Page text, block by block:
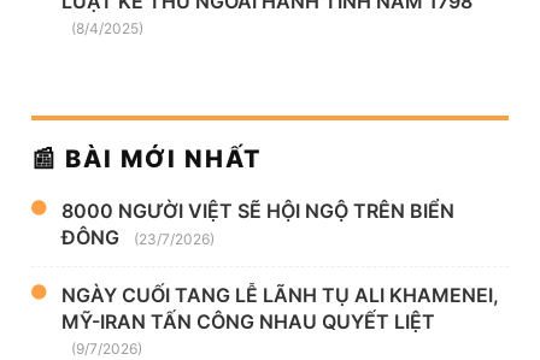
(8/4/2025)
📰 BÀI MỚI NHẤT
8000 NGƯỜI VIỆT SẼ HỘI NGỘ TRÊN BIỂN
ĐÔNG
(23/7/2026)
NGÀY CUỐI TANG LỄ LÃNH TỤ ALI KHAMENEI,
MỸ-IRAN TẤN CÔNG NHAU QUYẾT LIỆT
(9/7/2026)